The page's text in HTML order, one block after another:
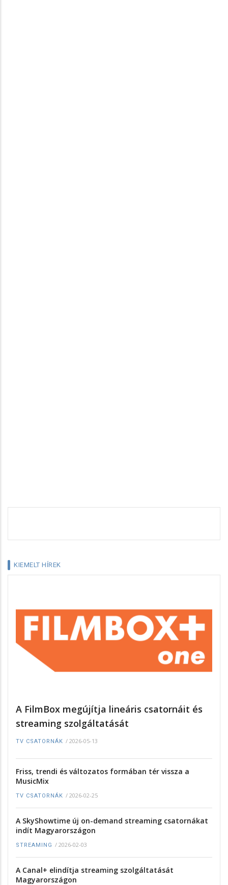
KIEMELT HÍREK
A FilmBox megújítja lineáris csatornáit és
streaming szolgáltatását
TV CSATORNÁK / 2026-05-13
Friss, trendi és változatos formában tér vissza a
MusicMix
TV CSATORNÁK / 2026-02-25
A SkyShowtime új on-demand streaming csatornákat
indít Magyarországon
STREAMING / 2026-02-03
A Canal+ elindítja streaming szolgáltatását
Magyarországon